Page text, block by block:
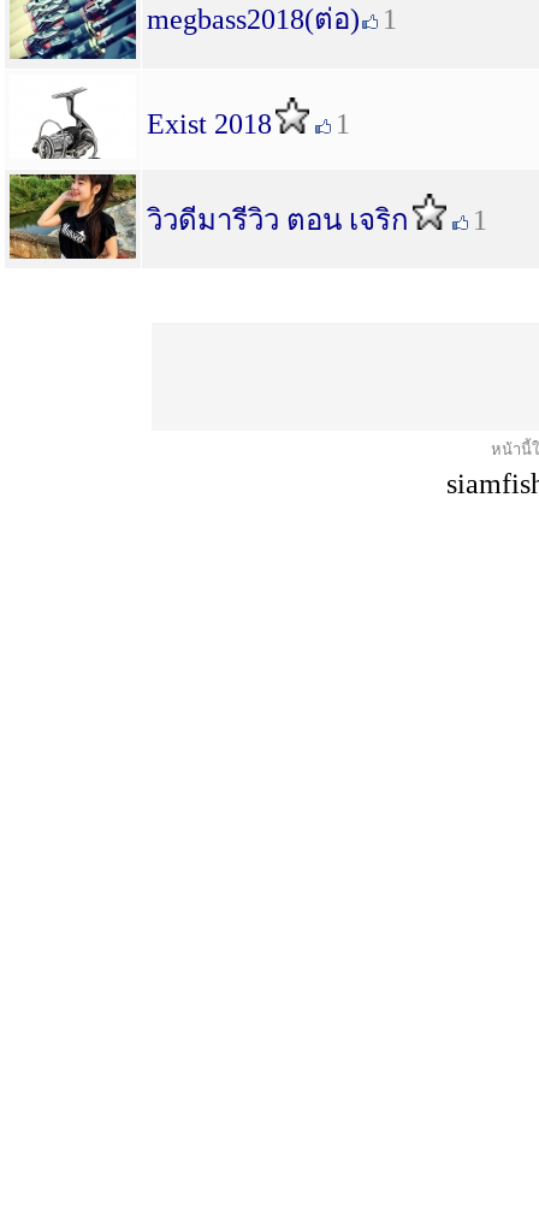
megbass2018(ต่อ) 1
Exist 2018 1
วิวดีมารีวิว ตอน เจริก 1
หน้านี้ใ